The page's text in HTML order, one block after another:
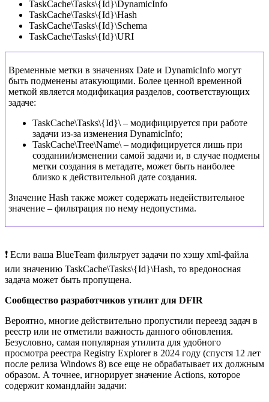
TaskCache\Tasks\{Id}\DynamicInfo
TaskCache\Tasks\{Id}\Hash
TaskCache\Tasks\{Id}\Schema
TaskCache\Tasks\{Id}\URI
Временные метки в значениях Date и DynamicInfo могут
быть подменены атакующими. Более ценной временной
меткой является модификация разделов, соответствующих
задаче:
TaskCache\Tasks\{Id}\ – модифицируется при работе
задачи из-за изменения DynamicInfo;
TaskCache\Tree\Name\ – модифицируется лишь при
создании/изменении самой задачи и, в случае подмены
метки создания в метадате, может быть наиболее
близко к действительной дате создания.
Значение Hash также может содержать недействительное
значение – фильтрация по нему недопустима.
❗ Если ваша BlueTeam фильтрует задачи по хэшу xml-файла
или значению TaskCache\Tasks\{Id}\Hash, то вредоносная
задача может быть пропущена.
Сообщество разработчиков утилит для DFIR
Вероятно, многие действительно пропустили переезд задач в
реестр или не отметили важность данного обновления.
Безусловно, самая популярная утилита для удобного
просмотра реестра Registry Explorer в 2024 году (спустя 12 лет
после релиза Windows 8) все еще не обрабатывает их должным
образом. А точнее, игнорирует значение Actions, которое
содержит командлайн задачи: